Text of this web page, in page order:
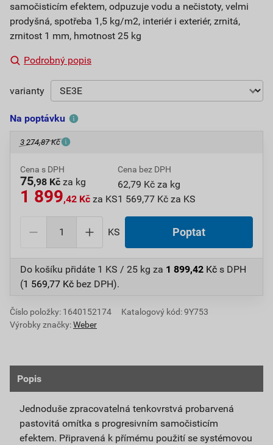
samočisticím efektem, odpuzuje vodu a nečistoty, velmi
prodyšná, spotřeba 1,5 kg/m2, interiér i exteriér, zrnitá,
zrnitost 1 mm, hmotnost 25 kg
Podrobný popis
varianty
Na poptávku
3 274,87 Kč
Cena s DPH
75,98 Kč za kg
1 899,42 Kč za KS
Cena bez DPH
62,79 Kč za kg
1 569,77 Kč za KS
KS Poptat
Do košíku přidáte 1 KS / 25 kg za 1 899,42 Kč s DPH
(1 569,77 Kč bez DPH).
Číslo položky: 1640152174
Katalogový kód: 9Y753
Výrobky značky:Weber
Popis
Jednoduše zpracovatelná tenkovrstvá probarvená
pastovitá omítka s progresivním samočisticím
efektem. Připravená k přímému použití se systémovou